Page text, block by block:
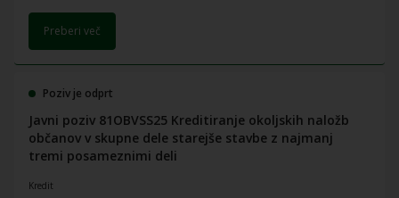
Preberi več
Poziv je odprt
Javni poziv 81OBVSS25 Kreditiranje okoljskih naložb
občanov v skupne dele starejše stavbe z najmanj
tremi posameznimi deli
Kredit